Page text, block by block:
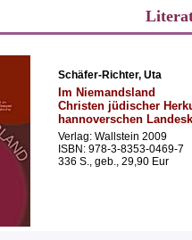
Schäfer-Richter, Uta
Im Niemandsland
Christen jüdischer
hannoverschen
Verlag: Wallstein 2009
ISBN: 978-3-8353-0469-7
336 S., geb., 29,90 Eur